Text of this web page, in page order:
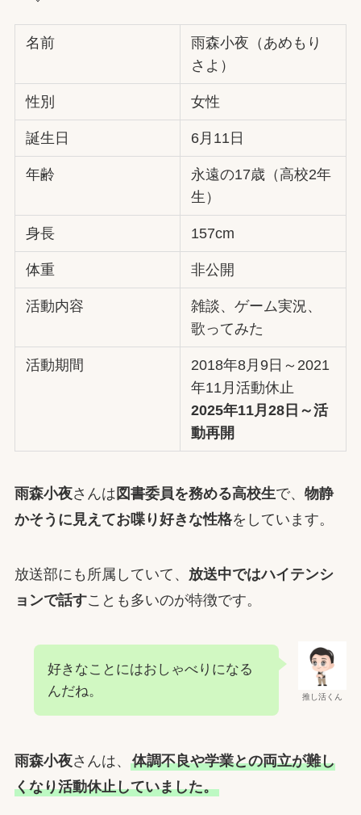
名前
雨森小夜（あめもり
さよ）
性別 女性
誕生日 6月11日
年齢
永遠の17歳（高校2年
生）
身長 157cm
体重 非公開
活動内容
雑談、ゲーム実況、
歌ってみた
活動期間
2018年8月9日～2021
年11月活動休止
2025年11月28日～活
動再開
雨森小夜さんは 図書委員を務める高校生で、 物静
かそうに見えてお喋り好きな性格をしています。
放送部にも所属していて、 放送中ではハイテンシ
ョンで話すことも多いのが特徴です。
推し活くん
好きなことにはおしゃべりになる
んだね。
雨森小夜さんは、 体調不良や学業との両立が難し
くなり活動休止していました。